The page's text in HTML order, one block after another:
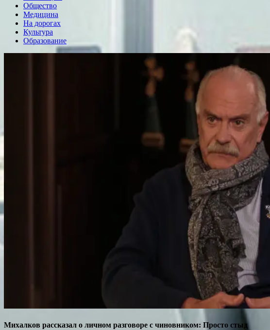
Общество
Медицина
На дорогах
Культура
Образование
Михалков рассказал о личном разговоре с чиновником: Просто стыд